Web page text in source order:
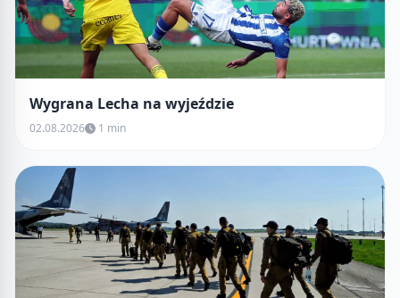
Wygrana Lecha na wyjeździe
02.08.2026 1 min